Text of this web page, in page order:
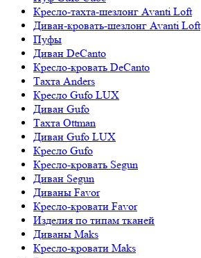
Кресло-тахта-шезлонг Avanti Loft
Диван-кровать-шезлонг Avanti Loft
Пуфы
Диван DeCanto
Кресло-кровать DeCanto
Тахта Anders
Кресло Gufo LUX
Диван Gufo
Тахта Ottman
Диван Gufo LUX
Кресло Gufo
Кресло-кровать Segun
Диван Segun
Диваны Favor
Кресло-кровати Favor
Изделия по типам тканей
Диваны Maks
Кресло-кровати Maks